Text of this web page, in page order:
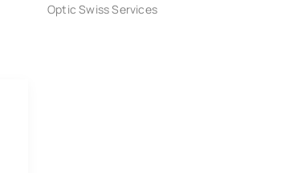
Optic Swiss Services